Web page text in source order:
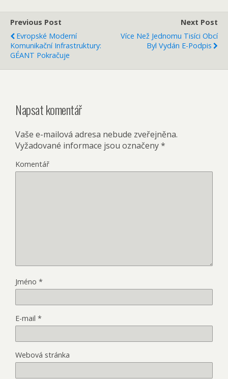
Previous Post
Evropské Moderní
Komunikační Infrastruktury:
GÉANT Pokračuje
Next Post
Více Než Jednomu Tisíci Obcí
Byl Vydán E-Podpis
Napsat komentář
Vaše e-mailová adresa nebude zveřejněna.
Vyžadované informace jsou označeny*
Komentář
Jméno *
E-mail *
Webová stránka